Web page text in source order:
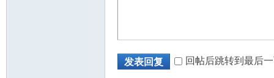
发表回复 回帖后跳转到最后